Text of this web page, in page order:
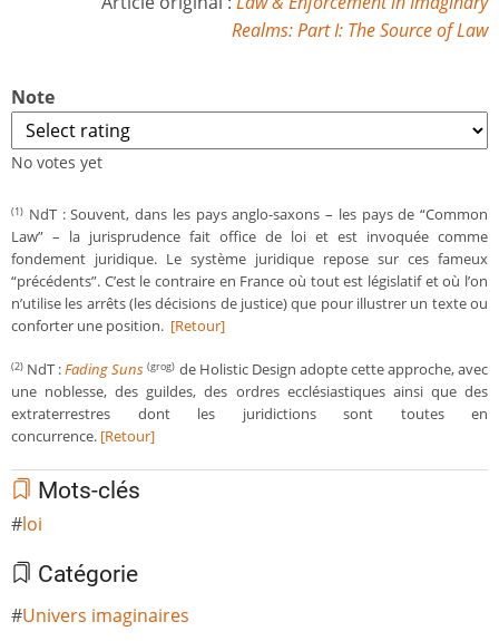
Realms: Part I: The Source of Law
Note
No votes yet
(1) NdT : Souvent, dans les pays anglo-saxons – les pays de “Common
Law” – la jurisprudence fait office de loi et est invoquée comme
fondement juridique. Le système juridique repose sur ces fameux
“précédents”. C’est le contraire en France où tout est législatif et où l’on
n’utilise les arrêts (les décisions de justice) que pour illustrer un texte ou
conforter une position. [Retour]
(2) NdT :Fading Suns (grog) de Holistic Design adopte cette approche, avec
une noblesse, des guildes, des ordres ecclésiastiques ainsi que des
extraterrestres dont les juridictions sont toutes en
concurrence. [Retour]
Mots-clés
loi
Catégorie
Univers imaginaires